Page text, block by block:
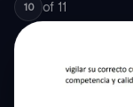
10 of 11